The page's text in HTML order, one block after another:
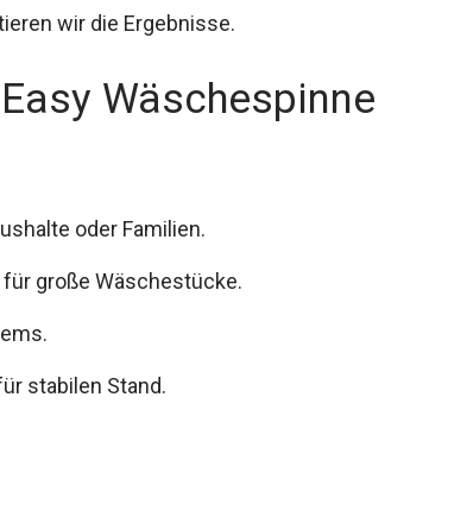
wir die Ergebnisse.
Wäschespinne
oder Familien.
große Wäschestücke.
stabilen Stand.